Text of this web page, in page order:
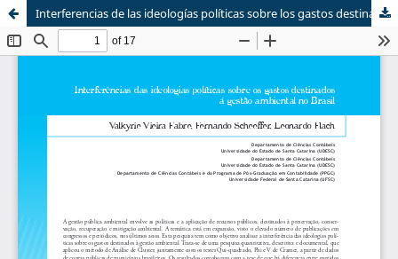
Interferencias de las ideologías políticas sobre los gastos destinados a gestión ambiental en Brasil